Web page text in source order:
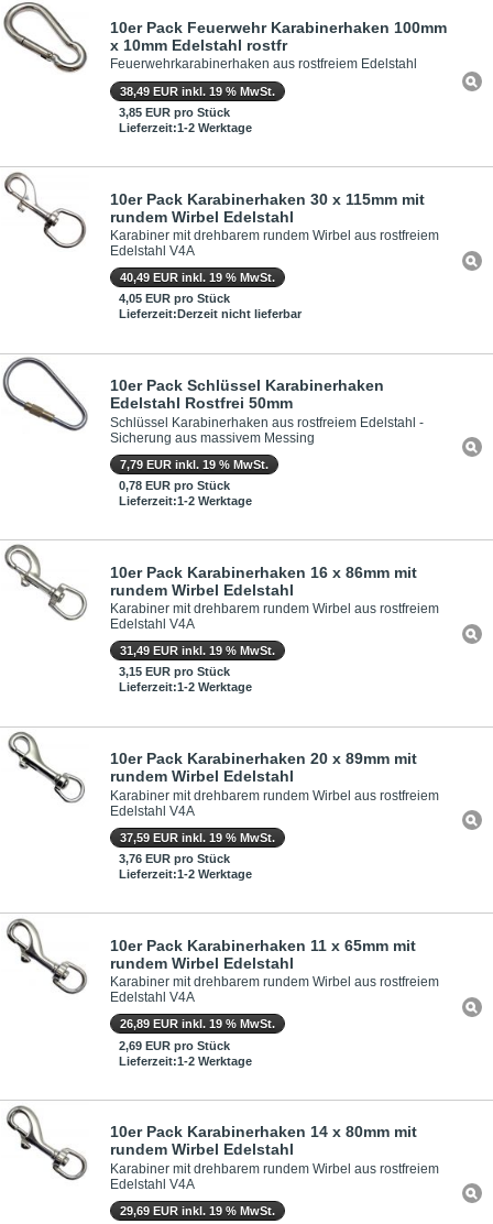
10er Pack Feuerwehr Karabinerhaken 100mm
x 10mm Edelstahl rostfr
Feuerwehrkarabinerhaken aus rostfreiem Edelstahl
38,49 EUR inkl. 19 % MwSt.
3,85 EUR pro Stück
Lieferzeit:1-2 Werktage
10er Pack Karabinerhaken 30 x 115mm mit
rundem Wirbel Edelstahl
Karabiner mit drehbarem rundem Wirbel aus rostfreiem
Edelstahl V4A
40,49 EUR inkl. 19 % MwSt.
4,05 EUR pro Stück
Lieferzeit:Derzeit nicht lieferbar
10er Pack Schlüssel Karabinerhaken
Edelstahl Rostfrei 50mm
Schlüssel Karabinerhaken aus rostfreiem Edelstahl -
Sicherung aus massivem Messing
7,79 EUR inkl. 19 % MwSt.
0,78 EUR pro Stück
Lieferzeit:1-2 Werktage
10er Pack Karabinerhaken 16 x 86mm mit
rundem Wirbel Edelstahl
Karabiner mit drehbarem rundem Wirbel aus rostfreiem
Edelstahl V4A
31,49 EUR inkl. 19 % MwSt.
3,15 EUR pro Stück
Lieferzeit:1-2 Werktage
10er Pack Karabinerhaken 20 x 89mm mit
rundem Wirbel Edelstahl
Karabiner mit drehbarem rundem Wirbel aus rostfreiem
Edelstahl V4A
37,59 EUR inkl. 19 % MwSt.
3,76 EUR pro Stück
Lieferzeit:1-2 Werktage
10er Pack Karabinerhaken 11 x 65mm mit
rundem Wirbel Edelstahl
Karabiner mit drehbarem rundem Wirbel aus rostfreiem
Edelstahl V4A
26,89 EUR inkl. 19 % MwSt.
2,69 EUR pro Stück
Lieferzeit:1-2 Werktage
10er Pack Karabinerhaken 14 x 80mm mit
rundem Wirbel Edelstahl
Karabiner mit drehbarem rundem Wirbel aus rostfreiem
Edelstahl V4A
29,69 EUR inkl. 19 % MwSt.